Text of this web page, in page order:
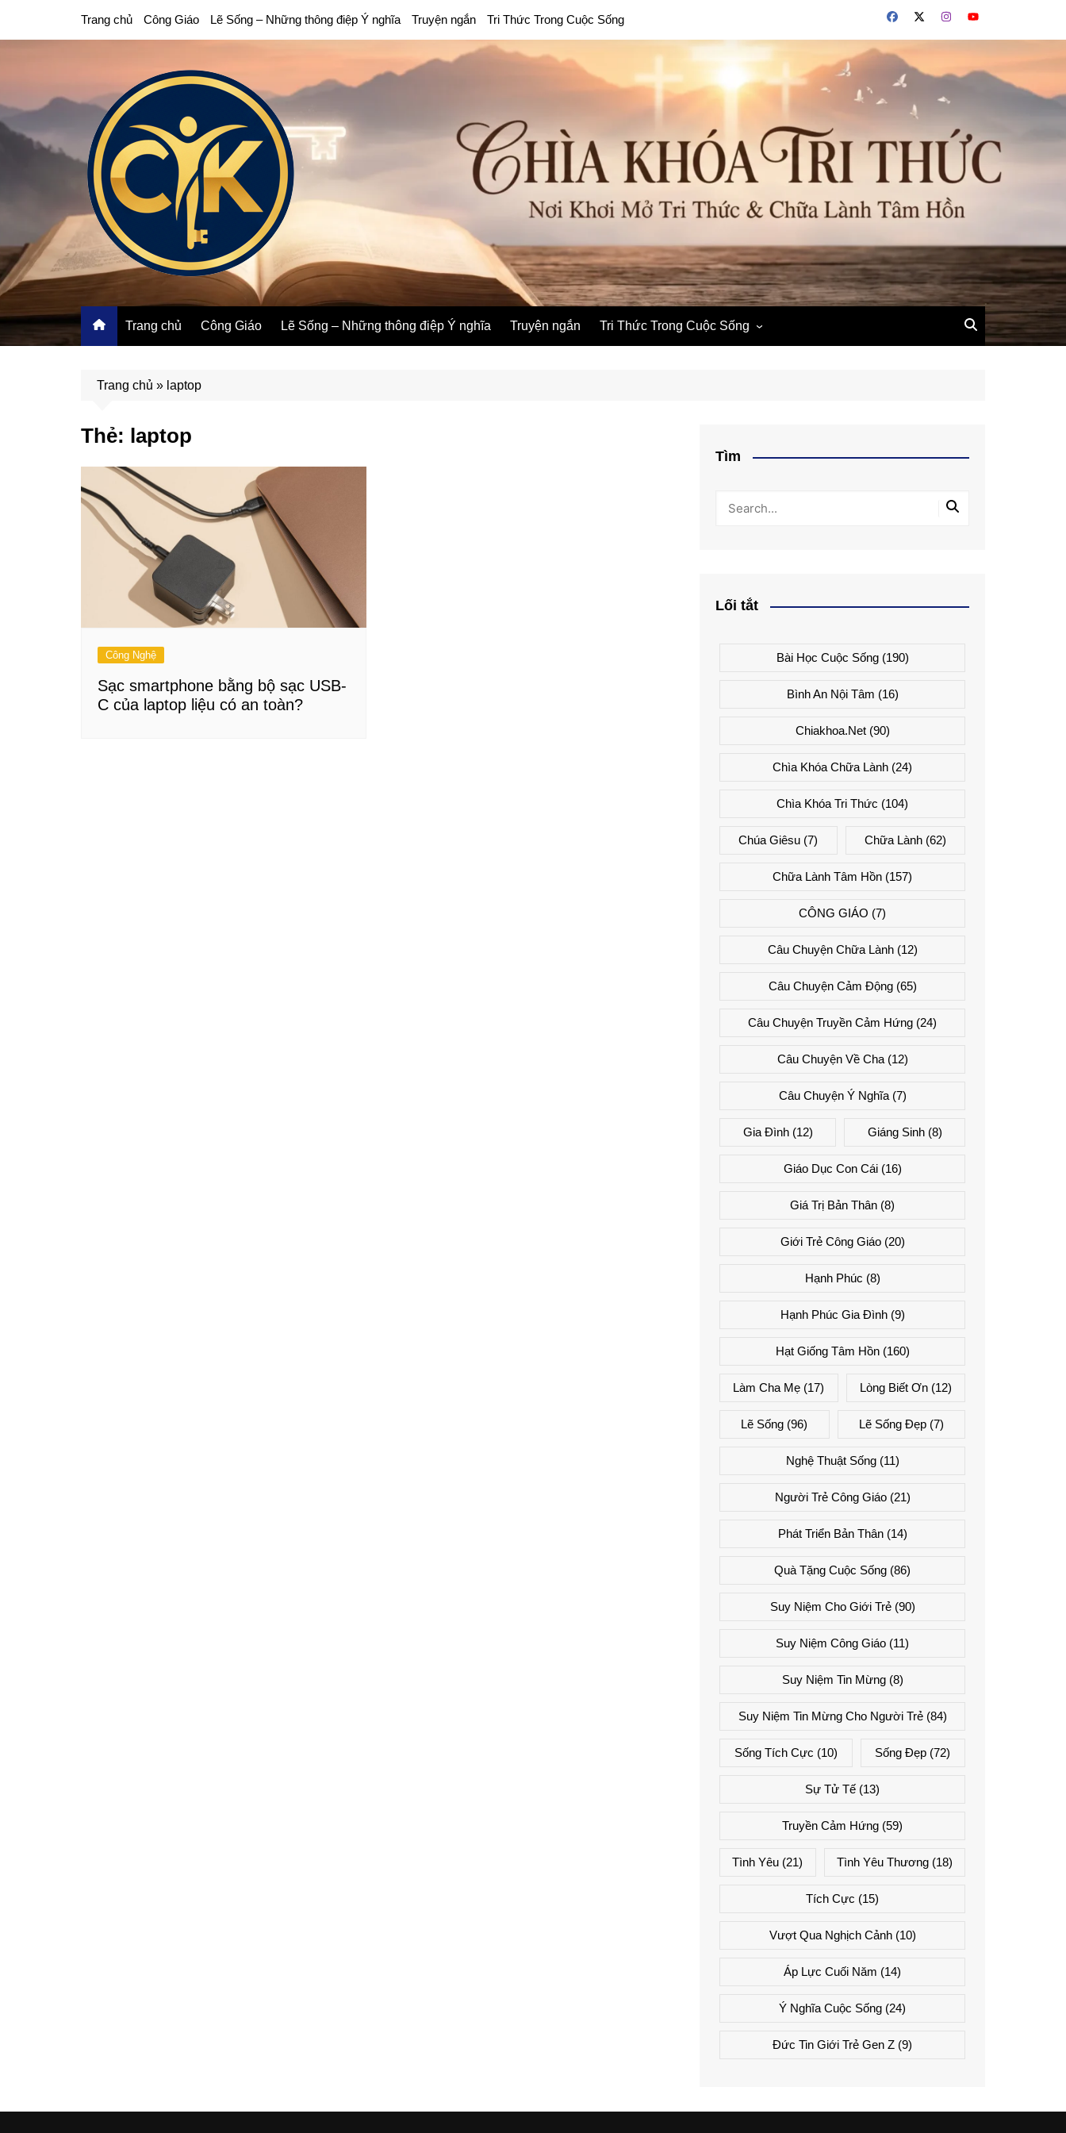
Trang chủ Công Giáo Lẽ Sống – Những thông điệp Ý nghĩa Truyện ngắn Tri Thức Trong Cuộc Sống
Trang chủ Công Giáo Lẽ Sống – Những thông điệp Ý nghĩa Truyện ngắn Tri Thức Trong Cuộc Sống
Trang chủ » laptop
Thẻ: laptop
Công Nghệ
Sạc smartphone bằng bộ sạc USB-
C của laptop liệu có an toàn?
Tìm
Lối tắt
Bài Học Cuộc Sống(190)
Bình An Nội Tâm (16)
Chiakhoa.net(90)
Chìa Khóa Chữa Lành (24)
Chìa Khóa Tri Thức (104)
Chúa Giêsu (7) Chữa Lành(62)
Chữa Lành Tâm Hồn (157)
CÔNG GIÁO (7)
Câu Chuyện Chữa Lành(12)
Câu Chuyện Cảm Động(65)
Câu Chuyện Truyền Cảm Hứng (24)
Câu Chuyện Về Cha(12)
Câu Chuyện Ý Nghĩa(7)
Gia Đình(12) Giáng Sinh(8)
Giáo Dục Con Cái(16)
Giá Trị Bản Thân (8)
Giới Trẻ Công Giáo(20)
Hạnh Phúc (8)
Hạnh Phúc Gia Đình(9)
Hạt Giống Tâm Hồn(160)
Làm Cha Mẹ (17) Lòng Biết Ơn(12)
Lẽ Sống (96) Lẽ Sống Đẹp(7)
Nghệ Thuật Sống(11)
Người Trẻ Công Giáo(21)
Phát Triển Bản Thân(14)
Quà Tặng Cuộc Sống (86)
Suy Niệm Cho Giới Trẻ(90)
Suy Niệm Công Giáo (11)
Suy Niệm Tin Mừng(8)
Suy Niệm Tin Mừng Cho Người Trẻ(84)
Sống Tích Cực (10) Sống Đẹp (72)
Sự Tử Tế (13)
Truyền Cảm Hứng (59)
Tình Yêu (21) Tình Yêu Thương(18)
Tích Cực (15)
Vượt Qua Nghịch Cảnh(10)
Áp Lực Cuối Năm (14)
Ý Nghĩa Cuộc Sống (24)
Đức Tin Giới Trẻ Gen Z (9)